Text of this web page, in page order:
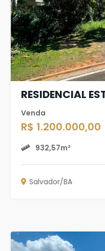
RESIDENCIAL
Venda
R$ 1.200.000,00
932,57m²
Salvador/BA